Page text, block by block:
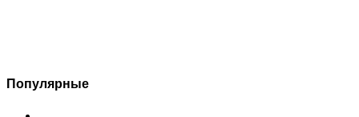
Популярные